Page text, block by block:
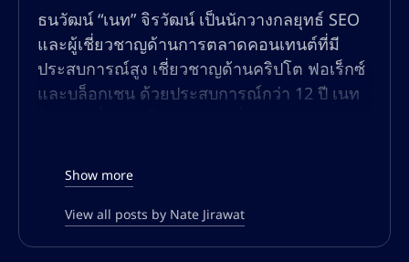
ธนวัฒน์ “เนท” จิรวัฒน์ เป็นนักวางกลยุทธ์ SEO
และผู้เชี่ยวชาญด้านการตลาดคอนเทนต์ที่มี
ประสบการณ์สูง เชี่ยวชาญด้านคริปโต ฟอเร็กซ์
และบล็อกเชน ด้วยประสบการณ์กว่า 12 ปี เนท
ในการค้นหา และการสร้างคอนเทนต์ที่มีอัตรา
การแปลงสูงสำหรับแพลตฟอร์มทางการเงินและ
การซื้อขายทั่วโลก
Show more
View all posts by Nate Jirawat